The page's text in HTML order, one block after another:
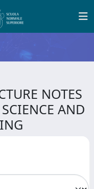
NOTES
AND